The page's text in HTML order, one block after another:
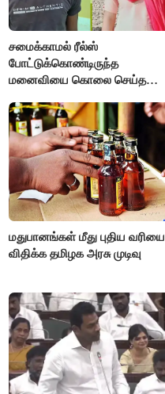
சமைக்காமல் ரீல்ஸ்
போட்டுக்கொண்டிருந்த
மனைவியை கொலை செய்த
மதுபானங்கள் மீது புதிய வரியை
விதிக்க தமிழக அரசு முடிவு